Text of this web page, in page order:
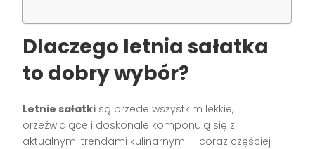
Dlaczego letnia sałatka
to dobry wybór?
Letnie sałatki są przede wszystkim lekkie,
orzeźwiające i doskonale komponują się z
aktualnymi trendami kulinarnymi – coraz częściej